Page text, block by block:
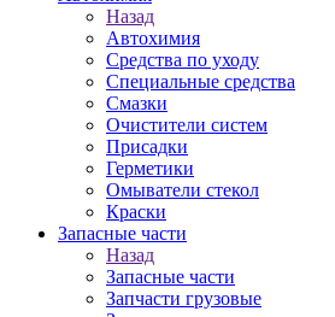
Назад
Автохимия
Средства по уходу
Специальные средства
Смазки
Очистители систем
Присадки
Герметики
Омыватели стекол
Краски
Запасные части
Назад
Запасные части
Запчасти грузовые